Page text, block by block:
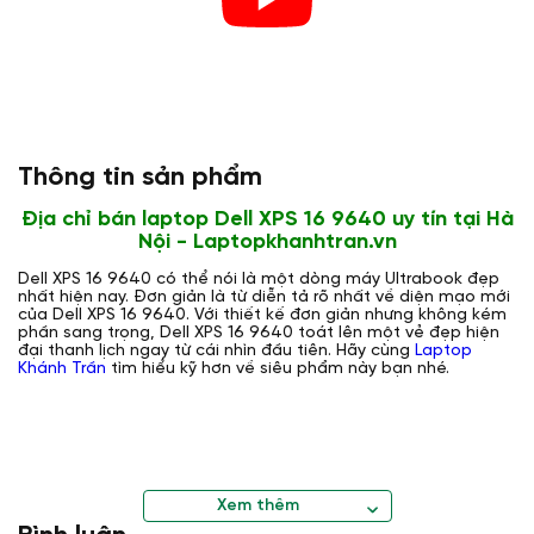
Thông tin sản phẩm
Địa chỉ bán laptop Dell XPS 16 9640 uy tín tại Hà
Nội - Laptopkhanhtran.vn
Dell XPS 16 9640 có thể nói là một dòng máy Ultrabook đẹp
nhất hiện nay. Đơn giản là từ diễn tả rõ nhất về diện mạo mới
của Dell XPS 16 9640. Với thiết kế đơn giản nhưng không kém
phần sang trọng, Dell XPS 16 9640 toát lên một vẻ đẹp hiện
đại thanh lịch ngay từ cái nhìn đầu tiên. Hãy cùng Laptop
Khánh Trần tìm hiểu kỹ hơn về siêu phẩm này bạn nhé.
Xem thêm